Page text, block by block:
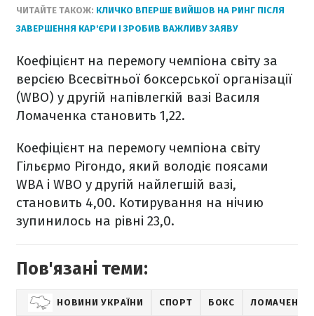
ЧИТАЙТЕ ТАКОЖ: КЛИЧКО ВПЕРШЕ ВИЙШОВ НА РИНГ ПІСЛЯ
ЗАВЕРШЕННЯ КАР'ЄРИ І ЗРОБИВ ВАЖЛИВУ ЗАЯВУ
Коефіцієнт на перемогу чемпіона світу за
версією Всесвітньої боксерської організації
(WBO) у другій напівлегкій вазі Василя
Ломаченка становить 1,22.
Коефіцієнт на перемогу чемпіона світу
Гільєрмо Рігондо, який володіє поясами
WBA і WBO у другій найлегшій вазі,
становить 4,00. Котирування на нічию
зупинилось на рівні 23,0.
Пов'язані теми:
НОВИНИ УКРАЇНИ СПОРТ БОКС ЛОМАЧЕНКО